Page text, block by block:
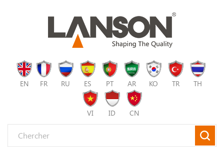
EN FR RU ES PT AR KO TR TH
VI ID CN